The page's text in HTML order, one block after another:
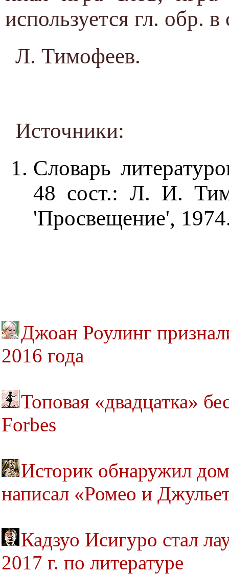
используется гл. обр.
Л. Тимофеев.
Источники:
Словарь
48 сост.: Л. И.
'Просвещение',
Джоан Роулинг
2016 года
Топовая «двадцатка»
Forbes
Историк обнаружил
написал «Ромео и
Кадзуо Исигуро стал
2017 г. по литературе